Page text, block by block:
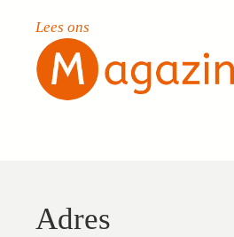
Lees ons
Adres